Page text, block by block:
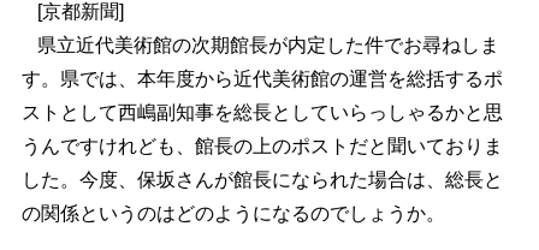
[京都新聞]
県立近代美術館の次期館長が内定した件でお尋ねしま
す。県では、本年度から近代美術館の運営を総括するポ
ストとして西嶋副知事を総長としていらっしゃるかと思
うんですけれども、館長の上のポストだと聞いておりま
した。今度、保坂さんが館長になられた場合は、総長と
の関係というのはどのようになるのでしょうか。